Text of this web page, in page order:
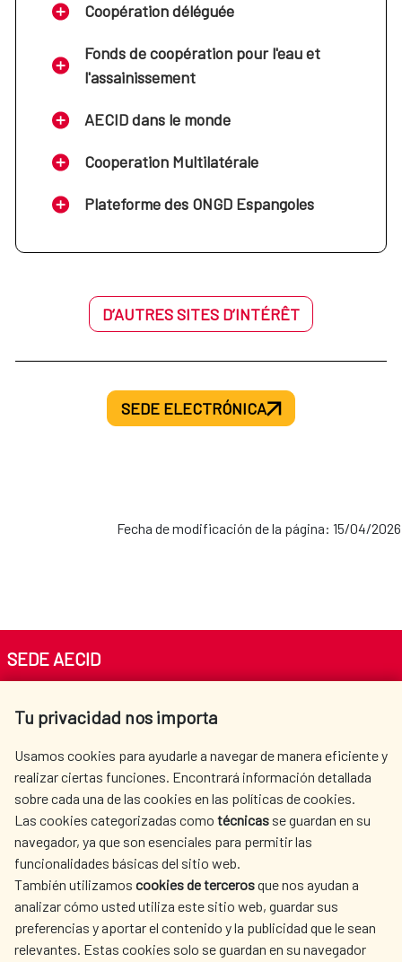
Coopération déléguée
Fonds de coopération pour l'eau et
l'assainissement
AECID dans le monde
Cooperation Multilatérale
Plateforme des ONGD Espangoles
D’AUTRES SITES D’INTÉRÊT
SEDE ELECTRÓNICA
Fecha de modificación de la página: 15/04/2026
Tu privacidad nos importa
Usamos cookies para ayudarle a navegar de manera eficiente y
realizar ciertas funciones. Encontrará información detallada
sobre cada una de las cookies en las políticas de cookies.
Las cookies categorizadas como técnicas se guardan en su
navegador, ya que son esenciales para permitir las
funcionalidades básicas del sitio web.
También utilizamos cookies de tercerosque nos ayudan a
analizar cómo usted utiliza este sitio web, guardar sus
preferencias y aportar el contenido y la publicidad que le sean
relevantes. Estas cookies solo se guardan en su navegador
SEDE AECID
Tel. +34 900 20 30 54​​​​​​​
AECID
OÙ NOUS COOPÉRONS
L'ACTION HUMANITAIRE
ESPAGNOLE
SALLE DE PRESSE
CULTURE ET SCIENCE BIBLIOTHÈQUE